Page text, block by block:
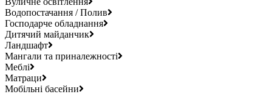
Водопостачання / Полив
Господарче обладнання
Дитячий майданчик
Ландшафт
Мангали та приналежності
Меблі
Матраци
Мобільні басейни